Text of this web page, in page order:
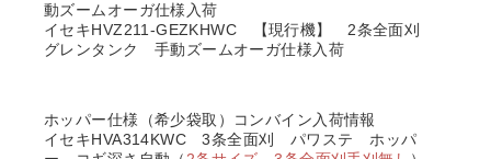
動ズームオーガ仕様入荷
イセキHVZ211-GEZKHWC 【現行機】 2条全面刈
グレンタンク 手動ズームオーガ仕様入荷
ホッパー仕様（希少袋取）コンバイン入荷情報
イセキHVA314KWC 3条全面刈 パワステ ホッパ